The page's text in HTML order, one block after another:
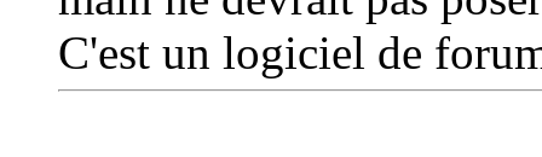
C'est un logiciel de